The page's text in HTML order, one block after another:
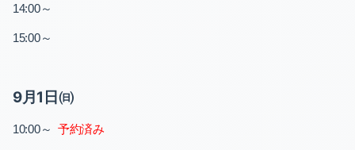
14:00～
15:00～
9月1日㈰
10:00～ 予約済み